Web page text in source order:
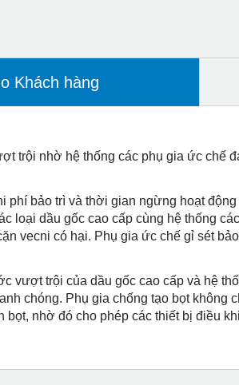
Khách hàng
trội nhờ hệ thống các phụ gia ức chế
phí bảo trì và thời gian ngừng hoạt động
loại dầu gốc cao cấp cùng hệ thống
vecni có hại. Phụ gia ức chế gỉ sét
vượt trội của dầu gốc cao cấp và hệ
chóng. Phụ gia chống tạo bọt
bọt, nhờ đó cho phép các thiết bị điều